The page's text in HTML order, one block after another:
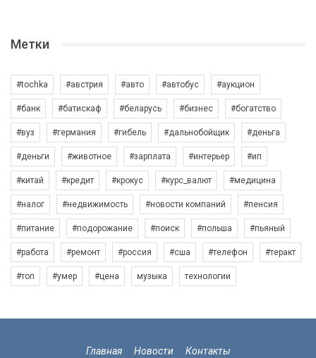
Метки
#tochka #австрия #авто #автобус #аукцион
#банк #батискаф #беларусь #бизнес #богатство
#вуз #германия #гибель #дальнобойщик #деньга
#деньги #животное #зарплата #интерьер #ип
#китай #кредит #крокус #курс_валют #медицина
#налог #недвижимость #новости компаний #пенсия
#питание #подорожание #поиск #польша #пьяный
#работа #ремонт #россия #сша #телефон #теракт
#топ #умер #цена музыка технологии
Главная Новости Контакты